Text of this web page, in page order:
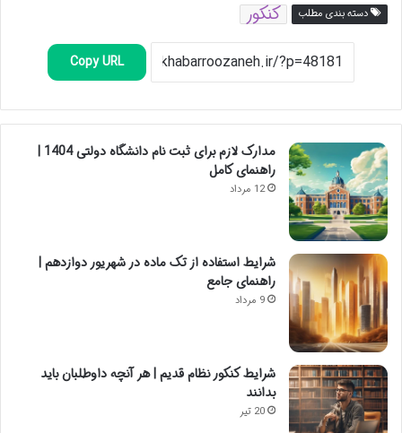
دسته بندی مطلب کنکور
Copy URL
مدارک لازم برای ثبت نام دانشگاه دولتی 1404 |
راهنمای کامل
12 مرداد
شرایط استفاده از تک ماده در شهریور دوازدهم |
راهنمای جامع
9 مرداد
شرایط کنکور نظام قدیم | هر آنچه داوطلبان باید
بدانند
20 تیر